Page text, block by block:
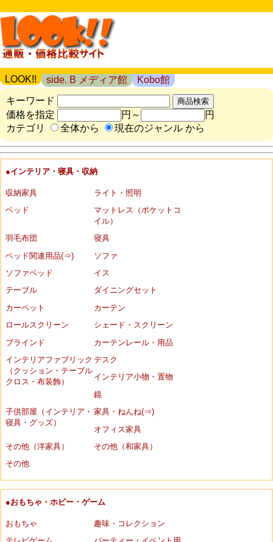
LOOK!! side. B メディア館
Kobo館
キーワード
価格を指定
円～
円
カテゴリ
全体から 現在のジャンル から
●インテリア・寝具・収納
収納家具
ライト・照明
ベッド
マットレス（ポケットコ
イル）
羽毛布団
寝具
ベッド関連用品(⇒)
ソファ
ソファベッド
イス
テーブル
ダイニングセット
カーペット
カーテン
ロールスクリーン
シェード・スクリーン
ブラインド
カーテンレール・用品
インテリアファブリック
（クッション・テーブル
クロス・布装飾）
デスク
インテリア小物・置物
鏡
子供部屋（インテリア・
寝具・グッズ）
家具・ねんね(⇒)
オフィス家具
その他（洋家具）
その他（和家具）
その他
●おもちゃ・ホビー・ゲーム
おもちゃ
趣味・コレクション